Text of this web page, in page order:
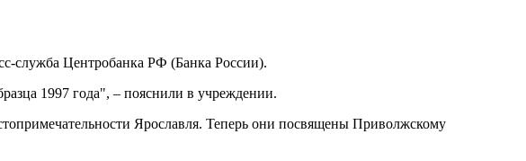
служба Центробанка РФ (Банка России).
1997 года", – пояснили в учреждении.
Ярославля. Теперь они посвящены Приволжскому